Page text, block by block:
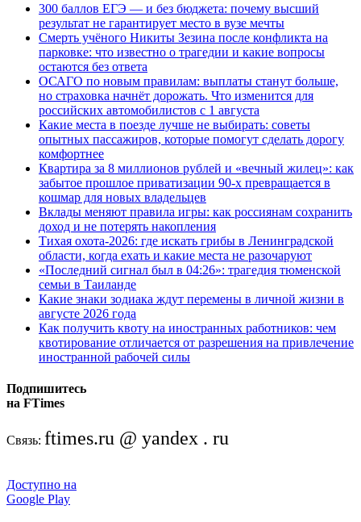
300 баллов ЕГЭ — и без бюджета: почему высший
результат не гарантирует место в вузе мечты
Смерть учёного Никиты Зезина после конфликта на
парковке: что известно о трагедии и какие вопросы
остаются без ответа
ОСАГО по новым правилам: выплаты станут больше,
но страховка начнёт дорожать. Что изменится для
российских автомобилистов с 1 августа
Какие места в поезде лучше не выбирать: советы
опытных пассажиров, которые помогут сделать дорогу
комфортнее
Квартира за 8 миллионов рублей и «вечный жилец»: как
забытое прошлое приватизации 90-х превращается в
кошмар для новых владельцев
Вклады меняют правила игры: как россиянам сохранить
доход и не потерять накопления
Тихая охота-2026: где искать грибы в Ленинградской
области, когда ехать и какие места не разочаруют
«Последний сигнал был в 04:26»: трагедия тюменской
семьи в Таиланде
Какие знаки зодиака ждут перемены в личной жизни в
августе 2026 года
Как получить квоту на иностранных работников: чем
квотирование отличается от разрешения на привлечение
иностранной рабочей силы
Подпишитесь
на FTimes
Связь: ftimes.ru @ yandex . ru
Доступно на
Google Play